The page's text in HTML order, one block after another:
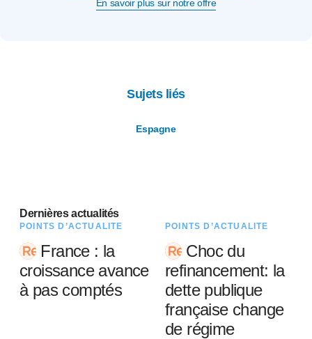
En savoir plus sur notre offre
Sujets liés
Espagne
Dernières actualités
POINTS D’ACTUALITÉ
France : la
croissance avance
à pas comptés
POINTS D’ACTUALITÉ
Choc du
refinancement: la
dette publique
française change
de régime